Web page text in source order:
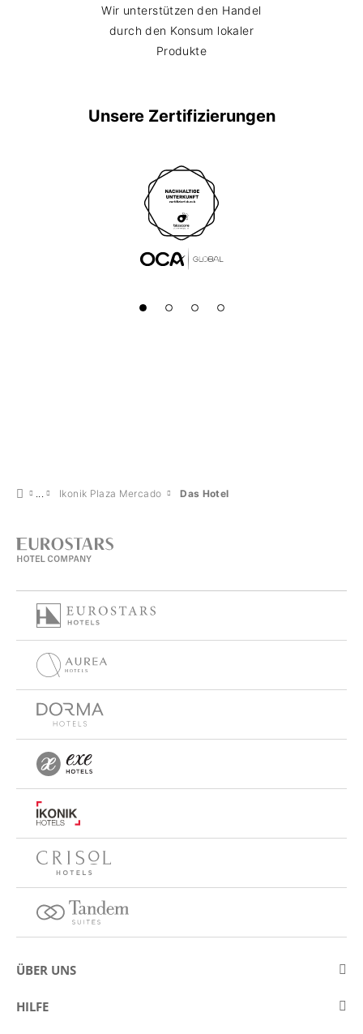
Wir unterstützen den Handel
durch den Konsum lokaler
Produkte
Unsere Zertifizierungen
Ikonik Plaza Mercado Das Hotel
ÜBER UNS
Über Eurostars Hotel Company
HILFE